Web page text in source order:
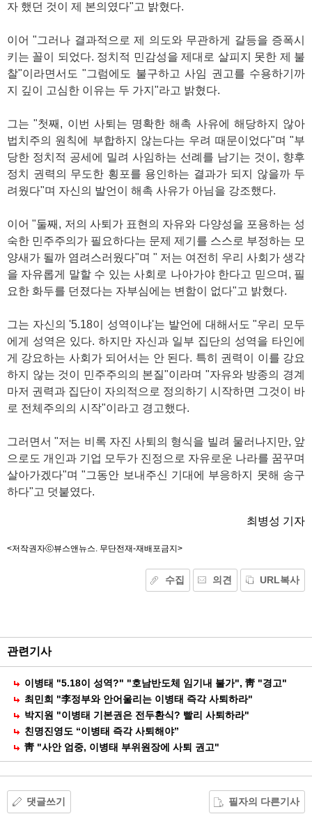
자 했던 것이 제 본의였다"고 밝혔다.
이어 "그러나 결과적으로 제 의도와 무관하게 갈등을 증폭시
키는 꼴이 되었다. 정치적 민감성을 제대로 살피지 못한 제 불
찰"이라면서도 "그럼에도 불구하고 사임 권고를 수용하기까
지 깊이 고심한 이유는 두 가지"라고 밝혔다.
그는 "첫째, 이번 사퇴는 명확한 해촉 사유에 해당하지 않아
법치주의 원칙에 부합하지 않는다는 우려 때문이었다"며 "부
당한 정치적 공세에 밀려 사임하는 선례를 남기는 것이, 향후
정치 권력의 무도한 횡포를 용인하는 결과가 되지 않을까 두
려웠다"며 자신의 발언이 해촉 사유가 아님을 강조했다.
이어 "둘째, 저의 사퇴가 표현의 자유와 다양성을 포용하는 성
숙한 민주주의가 필요하다는 문제 제기를 스스로 부정하는 모
양새가 될까 염려스러웠다"며 " 저는 여전히 우리 사회가 생각
을 자유롭게 말할 수 있는 사회로 나아가야 한다고 믿으며, 필
요한 화두를 던졌다는 자부심에는 변함이 없다"고 밝혔다.
그는 자신의 '5.18이 성역이냐'는 발언에 대해서도 "우리 모두
에게 성역은 있다. 하지만 자신과 일부 집단의 성역을 타인에
게 강요하는 사회가 되어서는 안 된다. 특히 권력이 이를 강요
하지 않는 것이 민주주의의 본질"이라며 "자유와 방종의 경계
마저 권력과 집단이 자의적으로 정의하기 시작하면 그것이 바
로 전체주의의 시작"이라고 경고했다.
그러면서 "저는 비록 자진 사퇴의 형식을 빌려 물러나지만, 앞
으로도 개인과 기업 모두가 진정으로 자유로운 나라를 꿈꾸며
살아가겠다"며 "그동안 보내주신 기대에 부응하지 못해 송구
하다"고 덧붙였다.
최병성 기자
<저작권자ⓒ뷰스앤뉴스. 무단전재-재배포금지>
수집 의견 URL복사
공
유
관련기사
이병태 "5.18이 성역?" "호남반도체 임기내 불가", 靑 "경고"
최민희 "李정부와 안어울리는 이병태 즉각 사퇴하라"
박지원 "이병태 기본권은 전두환식? 빨리 사퇴하라"
친명진영도 “이병태 즉각 사퇴해야”
靑 "사안 엄중, 이병태 부위원장에 사퇴 권고"
댓글쓰기 필자의 다른기사